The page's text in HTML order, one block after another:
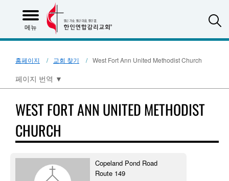
메뉴
홈페이지 교회 찾기 West Fort Ann United Methodist Church
페이지 번역 ▼
WEST FORT ANN UNITED METHODIST
CHURCH
Copeland Pond Road
Route 149